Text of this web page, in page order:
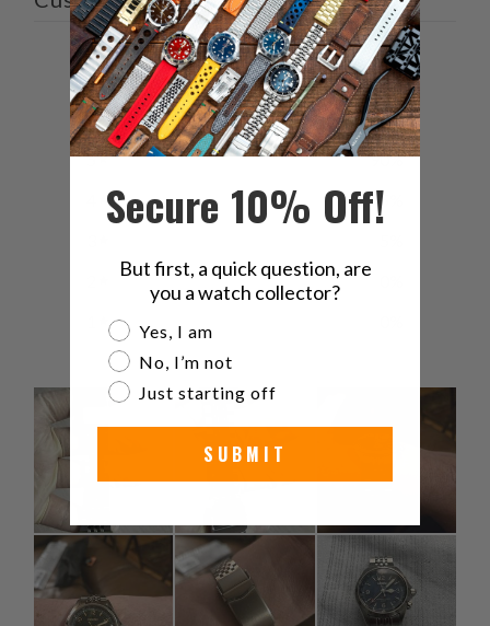
4.8 / 520 reviews
5 90%
5
Secure 10% Off!
But first, a quick question, are
you a watch collector?
Are you a watch collector?
Yes, I am
No, I’m not
Just starting off
SUBMIT